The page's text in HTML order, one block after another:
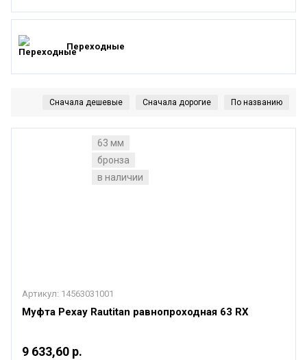
Переходные
63 мм
бронза
в наличии
Артикул: 14563031001
Муфта Рехау Rautitan равнопроходная 63 RХ
9 633,60 р.